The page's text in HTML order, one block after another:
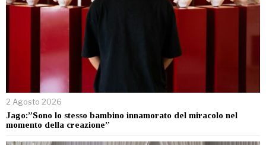
2 Agosto 2026
Jago:”Sono lo stesso bambino innamorato del miracolo nel
momento della creazione”